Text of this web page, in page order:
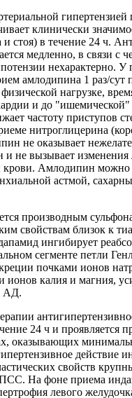
клинически
стоя) в течение 24 ч.
медленно, в связи с
нехарактерно. У
амлодипина 1 раз/сут
нагрузке,
и до "ишемической"
частоту приступов
нитроглицерина
не оказывает
не вызывает изменения
крови. Амлодипин можно
астмой,
производным
свойствам близок к
ингибирует
сегменте петли
почками ионов
ионов калия и магния,
АД.
24 ч и проявляется
оказывающих
действие
свойств
На фоне приема
левого